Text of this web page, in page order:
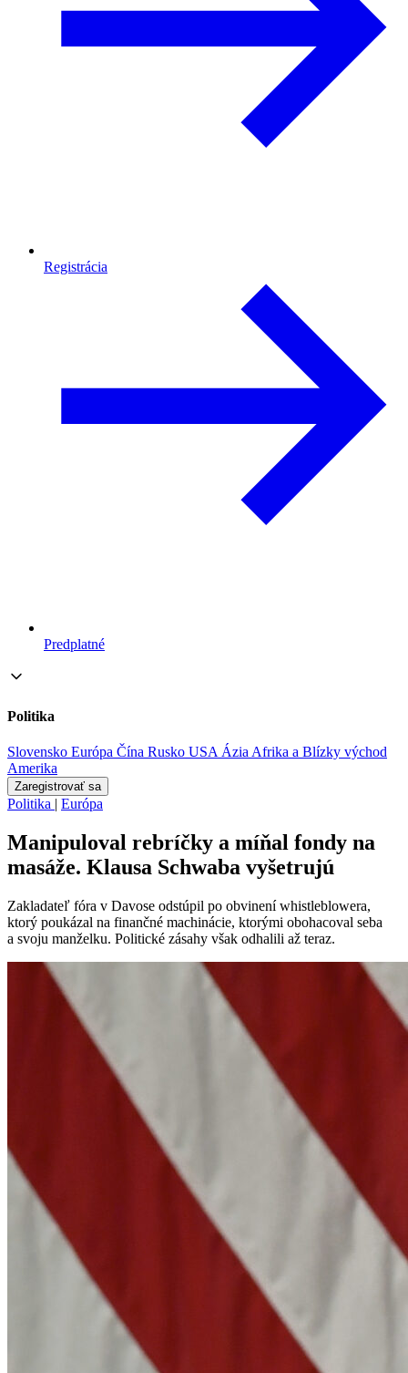
Registrácia
Predplatné
Politika
Slovensko Európa Čína Rusko USA ÁziaAfrika a Blízky východ
Amerika
Zaregistrovať sa
Politika | Európa
Manipuloval rebríčky a míňal fondy na
masáže. Klausa Schwaba vyšetrujú
Zakladateľ fóra v Davose odstúpil po obvinení whistleblowera,
ktorý poukázal na finančné machinácie, ktorými obohacoval seba
a svoju manželku. Politické zásahy však odhalili až teraz.